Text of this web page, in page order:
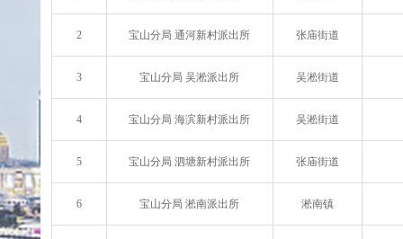
2 宝山分局 通河新村派出所 张庙街道
3 宝山分局 吴淞派出所 吴淞街道
4 宝山分局 海滨新村派出所 吴淞街道
5 宝山分局 泗塘新村派出所 张庙街道
6 宝山分局 淞南派出所 淞南镇